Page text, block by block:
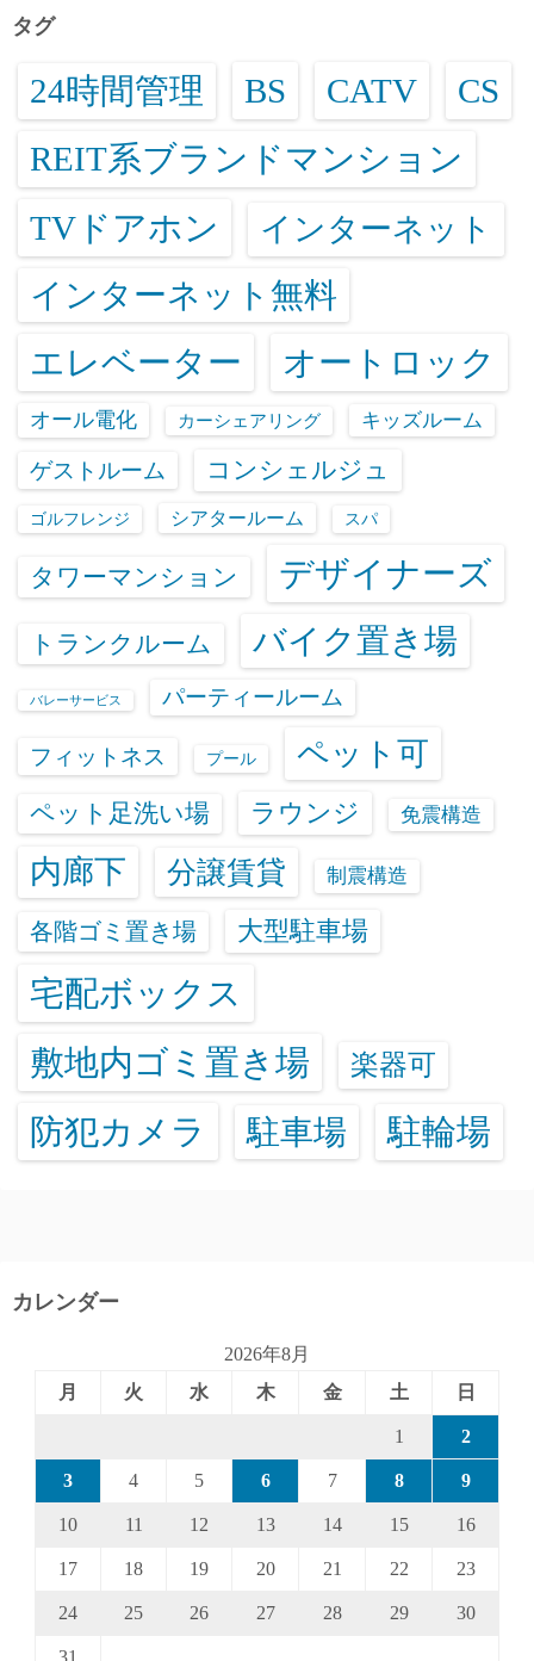
タグ
24時間管理 BS CATV CS
REIT系ブランドマンション
TVドアホン インターネット
インターネット無料
エレベーター オートロック
オール電化 カーシェアリング キッズルーム
ゲストルーム コンシェルジュ
ゴルフレンジ シアタールーム スパ
タワーマンション デザイナーズ
トランクルーム バイク置き場
バレーサービス パーティールーム
フィットネス プール ペット可
ペット足洗い場 ラウンジ 免震構造
内廊下 分譲賃貸 制震構造
各階ゴミ置き場 大型駐車場
宅配ボックス
敷地内ゴミ置き場
楽器可
防犯カメラ 駐車場 駐輪場
カレンダー
2026年8月
月
火 水 木 金 土 日
1 2
3 4 5 6 7 8 9
10 11 12 13 14 15 16
17 18 19 20 21 22 23
24 25 26 27 28 29 30
31